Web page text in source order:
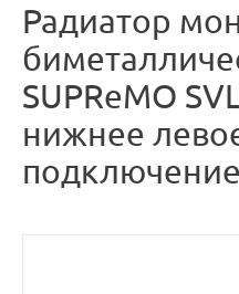
Радиатор
SUPReMO
нижнее
подключение